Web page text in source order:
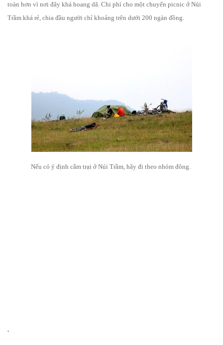
toàn hơn vì nơi đây khá hoang dã. Chi phí cho một chuyến picnic ở Núi
Trầm khá rẻ, chia đầu người chỉ khoảng trên dưới 200 ngàn đồng.
Nếu có ý định cắm trại ở Núi Trầm, hãy đi theo nhóm đông.
'